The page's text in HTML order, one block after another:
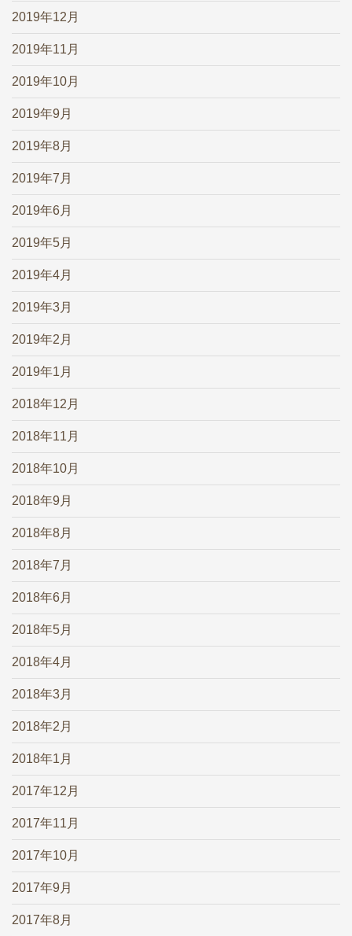
2019年12月
2019年11月
2019年10月
2019年9月
2019年8月
2019年7月
2019年6月
2019年5月
2019年4月
2019年3月
2019年2月
2019年1月
2018年12月
2018年11月
2018年10月
2018年9月
2018年8月
2018年7月
2018年6月
2018年5月
2018年4月
2018年3月
2018年2月
2018年1月
2017年12月
2017年11月
2017年10月
2017年9月
2017年8月